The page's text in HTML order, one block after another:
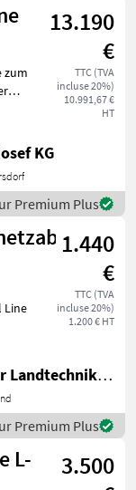
13.190
€
TTC (TVA
incluse 20%)
10.991,67 €
HT
zum
KG
Premium Plus
1.440
€
TTC (TVA
incluse 20%)
1.200 € HT
Line
Schuster Landtechnik Grund
Premium Plus
L-
3.500